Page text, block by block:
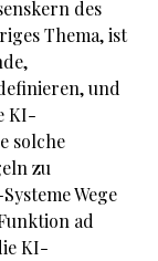
des
Thema, ist
und
KI-
solche
zu
Wege
ad
KI-